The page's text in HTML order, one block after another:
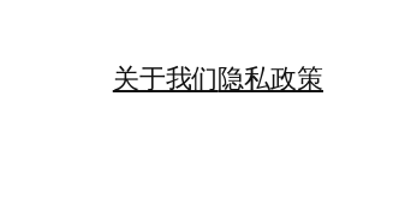
关于我们隐私政策